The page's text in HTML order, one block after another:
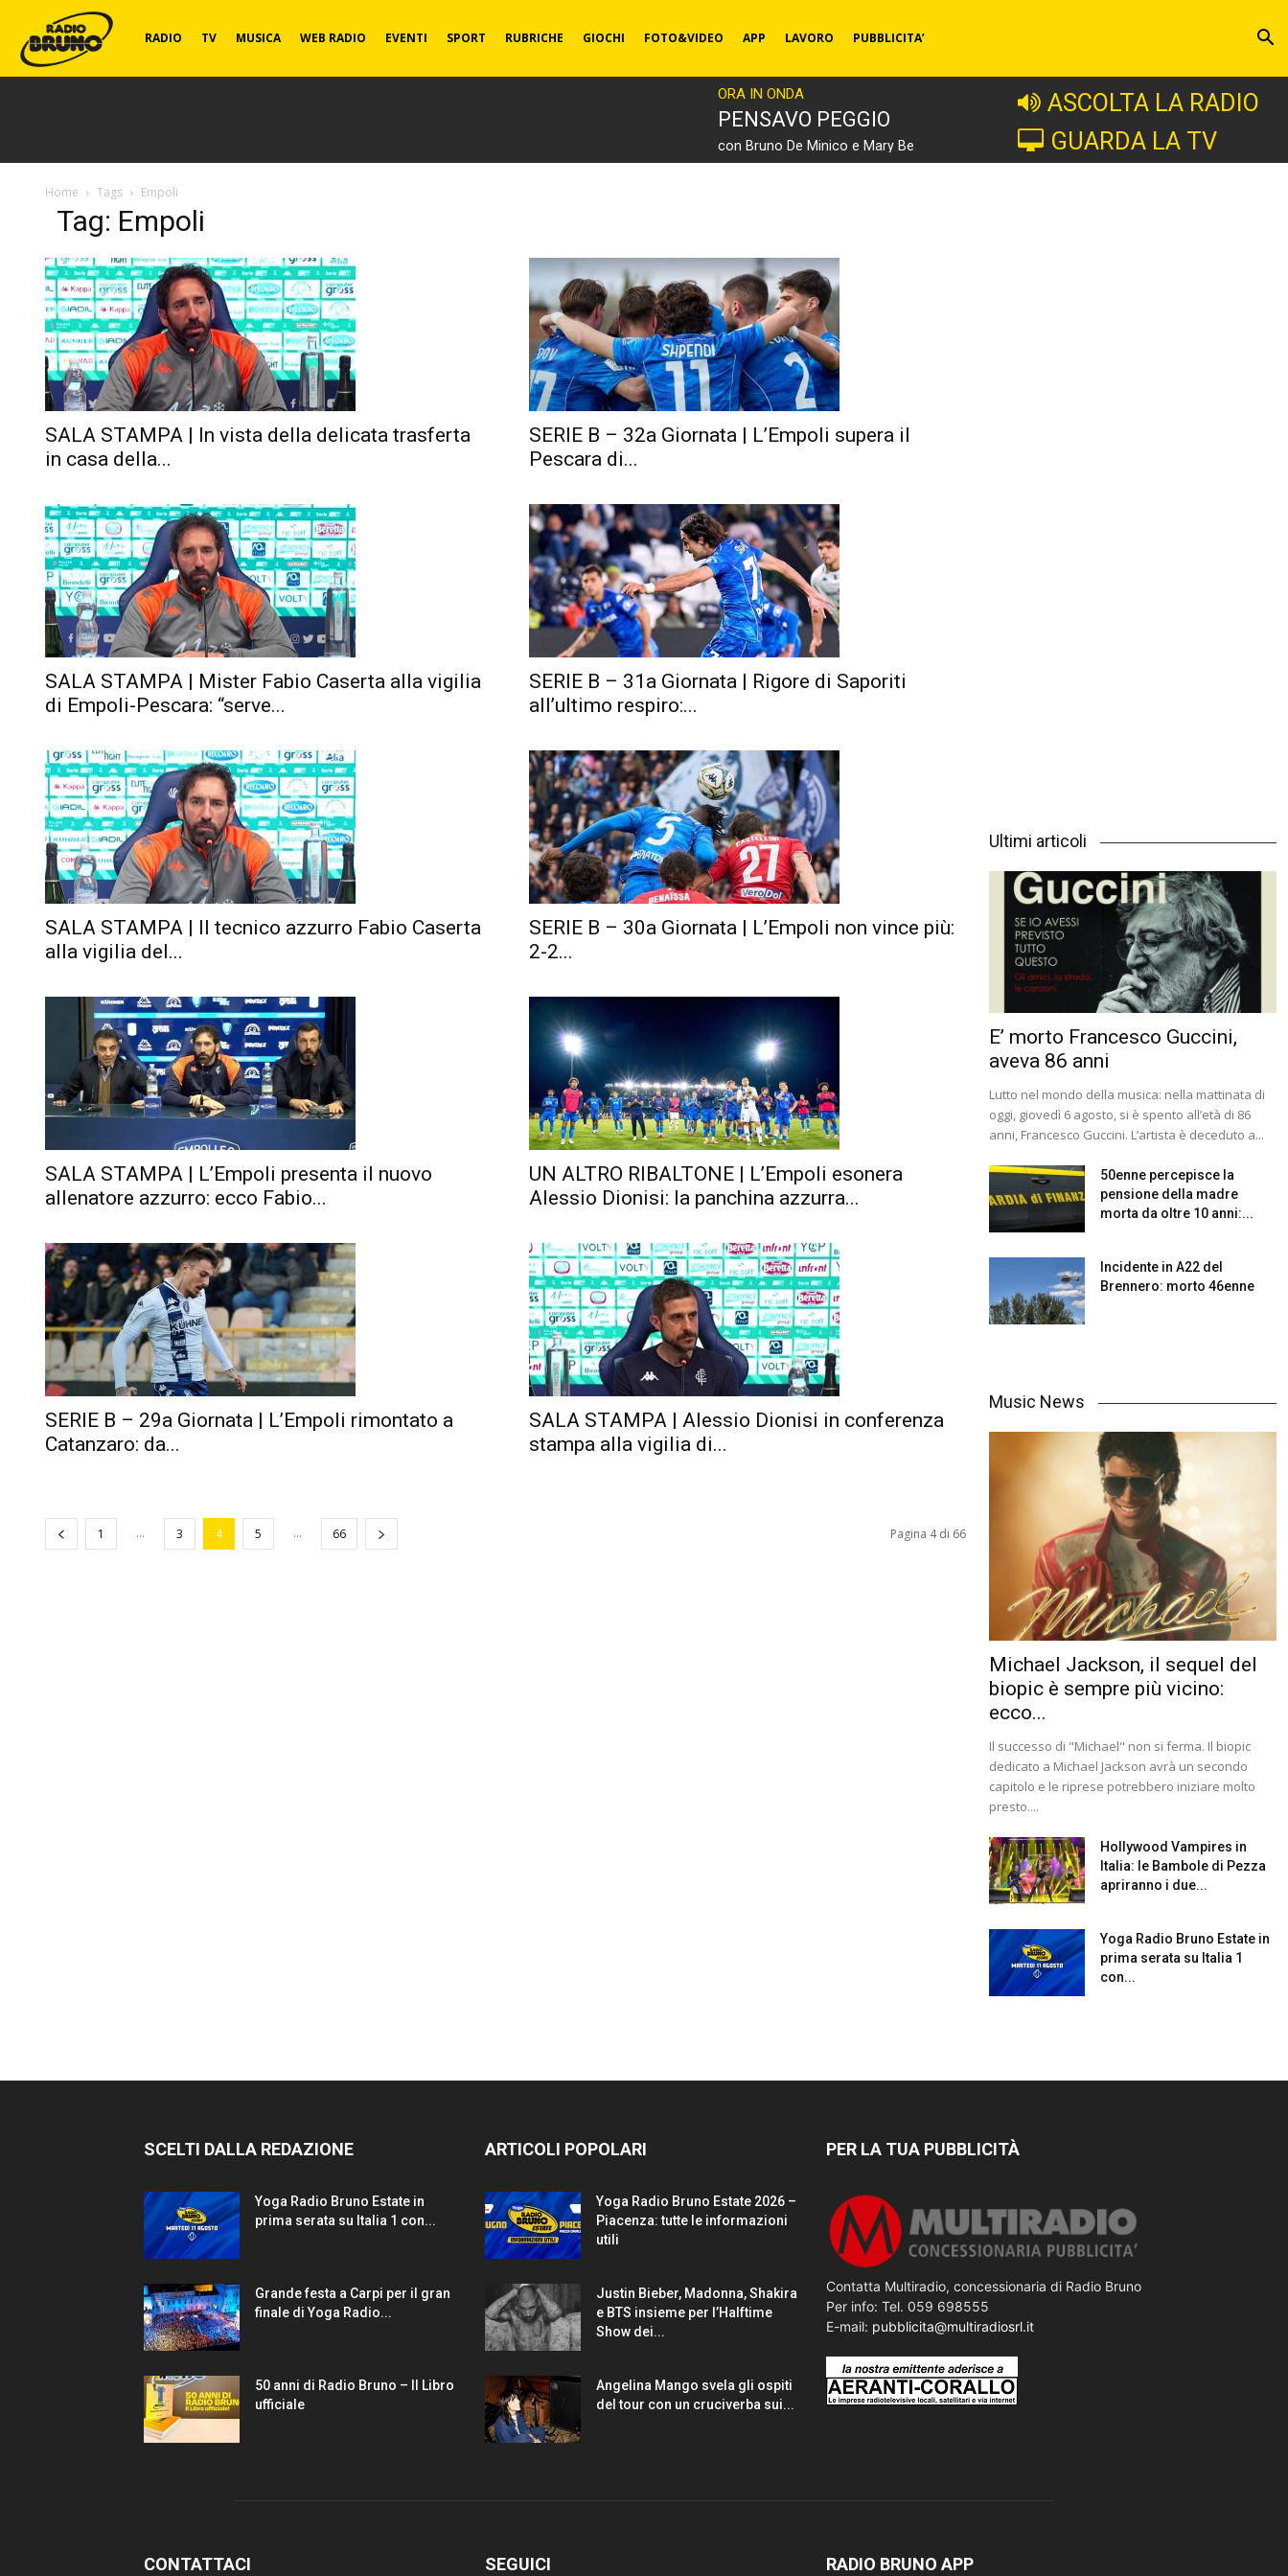
Radio
RADIO TV MUSICA WEB RADIO EVENTI SPORT RUBRICHE GIOCHI FOTO&VIDEO APP LAVORO PUBBLICITA’
ORA IN ONDA
PENSAVO PEGGIO
con Bruno De Minico e Mary Be
ASCOLTA LA RADIO
GUARDA LA TV
Home Tags Empoli
Tag: Empoli
SALA STAMPA | In vista della delicata trasferta
in casa della...
SERIE B – 32a Giornata | L’Empoli supera il
Pescara di...
SALA STAMPA | Mister Fabio Caserta alla vigilia
di Empoli-Pescara: “serve...
SERIE B – 31a Giornata | Rigore di Saporiti
all’ultimo respiro:...
SALA STAMPA | Il tecnico azzurro Fabio Caserta
alla vigilia del...
SERIE B – 30a Giornata | L’Empoli non vince più:
2-2...
SALA STAMPA | L’Empoli presenta il nuovo
allenatore azzurro: ecco Fabio...
UN ALTRO RIBALTONE | L’Empoli esonera
Alessio Dionisi: la panchina azzurra...
SERIE B – 29a Giornata | L’Empoli rimontato a
Catanzaro: da...
SALA STAMPA | Alessio Dionisi in conferenza
stampa alla vigilia di...
1 ... 3 4 5 ... 66 Pagina 4 di 66
Ultimi articoli
E’ morto Francesco Guccini,
aveva 86 anni
Lutto nel mondo della musica: nella mattinata di
oggi, giovedì 6 agosto, si è spento all’età di 86
anni, Francesco Guccini. L’artista è deceduto a...
50enne percepisce la
pensione della madre
morta da oltre 10 anni:...
Incidente in A22 del
Brennero: morto 46enne
Music News
Michael Jackson, il sequel del
biopic è sempre più vicino:
ecco...
Il successo di "Michael" non si ferma. Il biopic
dedicato a Michael Jackson avrà un secondo
capitolo e le riprese potrebbero iniziare molto
presto....
Hollywood Vampires in
Italia: le Bambole di Pezza
apriranno i due...
Yoga Radio Bruno Estate in
prima serata su Italia 1
con...
SCELTI DALLA REDAZIONE
Yoga Radio Bruno Estate in
prima serata su Italia 1 con...
Grande festa a Carpi per il gran
finale di Yoga Radio...
50 anni di Radio Bruno – Il Libro
ufficiale
ARTICOLI POPOLARI
Yoga Radio Bruno Estate 2026 –
Piacenza: tutte le informazioni
utili
Justin Bieber, Madonna, Shakira
e BTS insieme per l’Halftime
Show dei...
Angelina Mango svela gli ospiti
del tour con un cruciverba sui...
PER LA TUA PUBBLICITÀ
Contatta Multiradio, concessionaria di Radio Bruno
Per info: Tel. 059 698555
E-mail: pubblicita@multiradiosrl.it
CONTATTACI SEGUICI RADIO BRUNO APP